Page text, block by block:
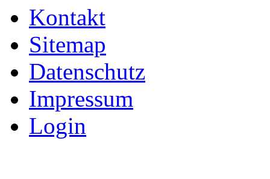
Kontakt
Sitemap
Datenschutz
Impressum
Login